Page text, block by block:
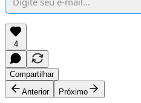
4
Compartilhar
Anterior
Próximo